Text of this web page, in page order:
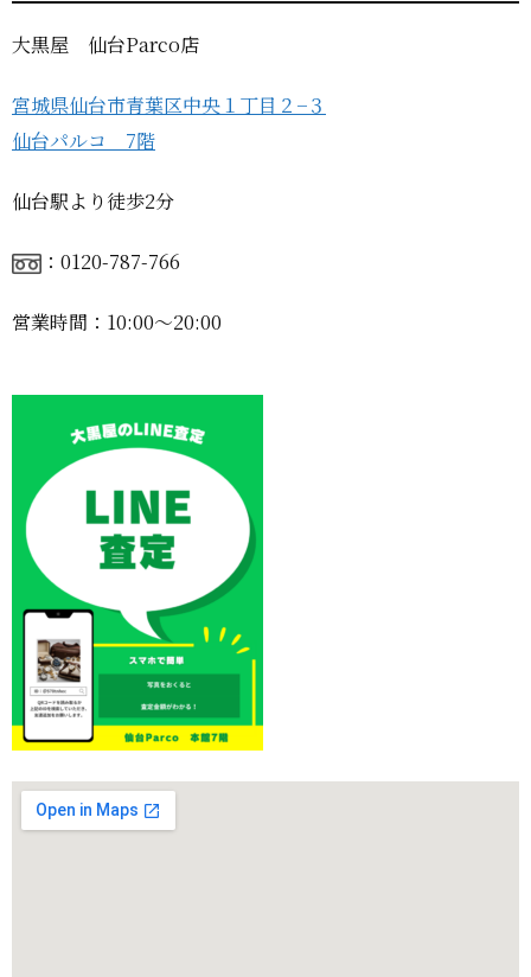
大黒屋 仙台Parco店
宮城県仙台市青葉区中央１丁目２−３
仙台パルコ 7階
仙台駅より徒歩2分
：0120-787-766
営業時間：10:00〜20:00